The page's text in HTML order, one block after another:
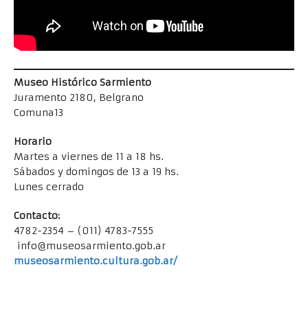
Museo Histórico Sarmiento
Juramento 2180, Belgrano
Comuna13
Horario
Martes a viernes de 11 a 18 hs.
Sábados y domingos de 13 a 19 hs.
Lunes cerrado
Contacto:
4782-2354 – (011) 4783-7555
info@museosarmiento.gob.ar
museosarmiento.cultura.gob.ar/